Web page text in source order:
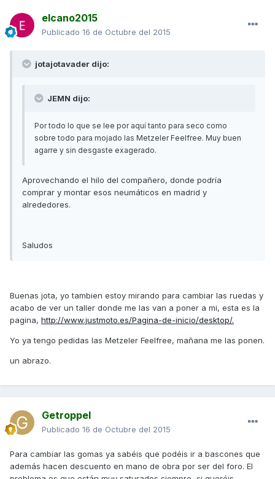
elcano2015
Publicado 16 de Octubre del 2015
jotajotavader dijo:
JEMN dijo:
Por todo lo que se lee por aquí tanto para seco como
sobre todo para mojado las Metzeler Feelfree. Muy buen
agarre y sin desgaste exagerado.
Aprovechando el hilo del compañero, donde podría
comprar y montar esos neumáticos en madrid y
alrededores.
Saludos
Buenas jota, yo tambien estoy mirando para cambiar las ruedas y
acabo de ver un taller donde me las van a poner a mi, esta es la
pagina, http://www.justmoto.es/Pagina-de-inicio/desktop/.
Yo ya tengo pedidas las Metzeler Feelfree, mañana me las ponen.
un abrazo.
Getroppel
Publicado 16 de Octubre del 2015
Para cambiar las gomas ya sabéis que podéis ir a bascones que
además hacen descuento en mano de obra por ser del foro. El